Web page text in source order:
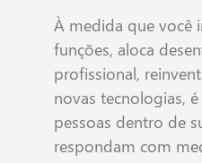
À medida que você
funções, aloca
profissional,
novas tecnologias,
pessoas dentro de
respondam com